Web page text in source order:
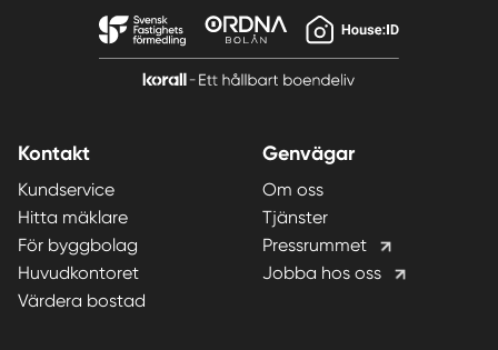
Kontakt
Kundservice
Hitta mäklare
För byggbolag
Huvudkontoret
Värdera bostad
Genvägar
Om oss
Tjänster
Pressrummet
Jobba hos oss